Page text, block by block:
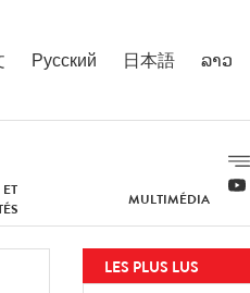
Русский 日本語 ລາວ
MULTIMÉDIA
LES PLUS LUS